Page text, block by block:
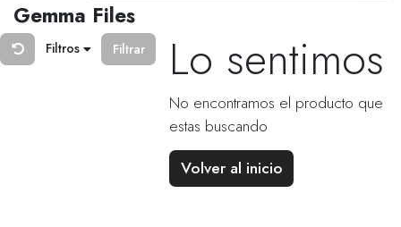
Gemma Files
Filtros Filtrar Lo sentimos
No encontramos el producto que
estas buscando
Volver al inicio